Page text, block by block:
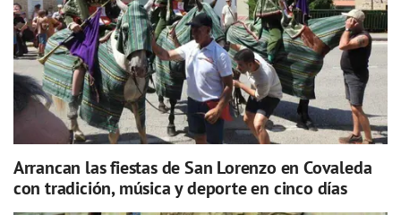
Arrancan las fiestas de San Lorenzo en Covaleda
con tradición, música y deporte en cinco días